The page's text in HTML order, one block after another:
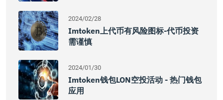
2024/02/28
Imtoken上代币有风险图标-代币投资
需谨慎
2024/01/30
Imtoken钱包LON空投活动 - 热门钱包
应用